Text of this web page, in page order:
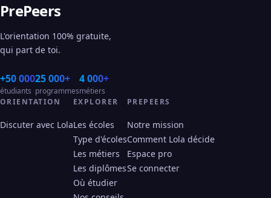
PrePeers
L'orientation 100% gratuite,
qui part de toi.
+50 000
étudiants
25 000+
programmes
4 000+
métiers
ORIENTATION
Discuter avec Lola
EXPLORER
Les écoles
Type d'écoles
Les métiers
Les diplômes
Où étudier
PREPEERS
Notre mission
Comment Lola décide
Espace pro
Se connecter